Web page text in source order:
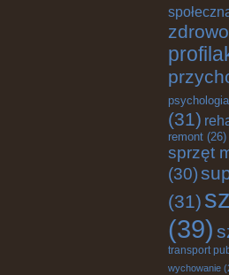
psychologia
(31)
remont (26)
sprzęt
(30)
(31)
(39)
transport
wychowanie